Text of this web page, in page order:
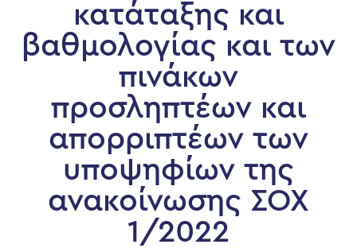
κατάταξης και
βαθμολογίας και των
πινάκων
προσληπτέων και
απορριπτέων των
υποψηφίων της
ανακοίνωσης ΣΟΧ
1/2022